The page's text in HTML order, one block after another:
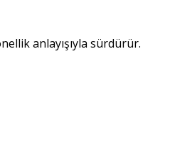
anlayışıyla sürdürür.